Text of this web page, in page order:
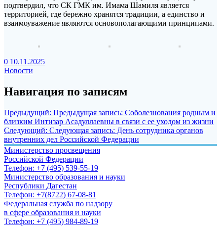
подтвердил, что СК ГМК им. Имама Шамиля является
территорией, где бережно хранятся традиции, а единство и
взаимоуважение являются основополагающими принципами.
0 10.11.2025
Новости
Навигация по записям
Предыдущий: Предыдущая запись: Соболезнования родным и
близким Интизар Асадуллаевны в связи с ее уходом из жизни
Следующий: Следующая запись: День сотрудника органов
внутренних дел Российской Федерации
Министерство просвещения
Российской Федерации
Телефон: +7 (495) 539-55-19
Министерство образования и науки
Республики Дагестан
Телефон: +7(8722) 67-08-81
Федеральная служба по надзору
в сфере образования и науки
Телефон: +7 (495) 984-89-19